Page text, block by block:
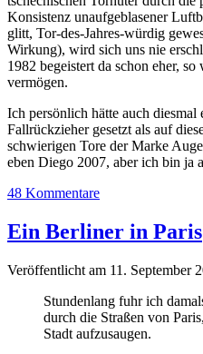
Konsistenz unaufgeblasener
glitt, Tor-des-Jahres-würdig
Wirkung), wird sich uns nie
1982 begeistert da schon eher, so
vermögen.
Ich persönlich hätte auch diesmal
Fallrückzieher gesetzt als auf
schwierigen Tore der Marke
eben Diego 2007, aber ich bin ja
48 Kommentare
Ein Berliner in Paris
Veröffentlicht am 11. September
Stundenlang fuhr ich
durch die Straßen von
Stadt aufzusaugen.